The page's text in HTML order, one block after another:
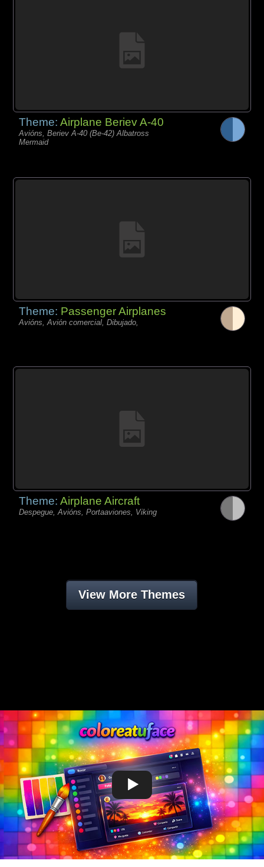
Theme:Airplane Beriev A-40
Avións, Beriev A-40 (Be-42) Albatross
Mermaid
Theme: Passenger Airplanes
Avións, Avión comercial, Dibujado,
Theme:Airplane Aircraft
Despegue, Avións, Portaaviones, Viking
View More Themes